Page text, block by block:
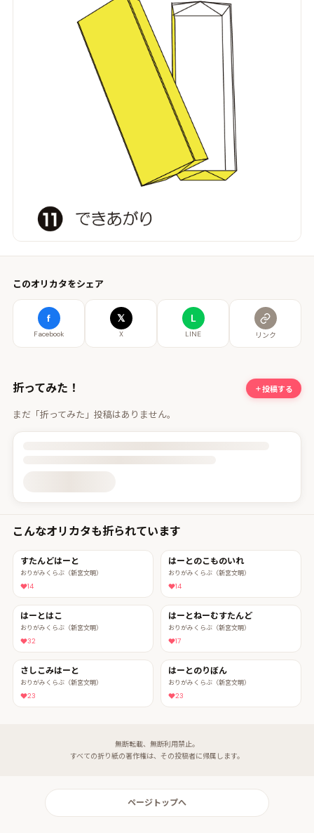
このオリカタをシェア
f
Facebook
𝕏
X
L
LINE リンク
折ってみた！ 投稿する
まだ「折ってみた」投稿はありません。
投稿詳細を読み込んでいます
こんなオリカタも折られています
すたんどはーと
おりがみくらぶ（新宮文明）
14
はーとのこものいれ
おりがみくらぶ（新宮文明）
14
はーとはこ
おりがみくらぶ（新宮文明）
32
はーとねーむすたんど
おりがみくらぶ（新宮文明）
17
さしこみはーと
おりがみくらぶ（新宮文明）
23
はーとのりぼん
おりがみくらぶ（新宮文明）
23
無断転載、無断利用禁止。
すべての折り紙の著作権は、その投稿者に帰属します。
ページトップへ